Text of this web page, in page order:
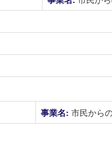
事業名: 市民から